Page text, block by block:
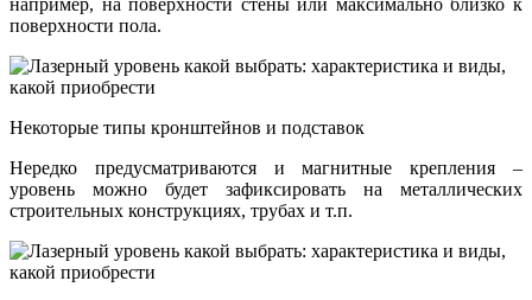
например, на поверхности стены или максимально близко к
поверхности пола.
Некоторые типы кронштейнов и подставок
Нередко предусматриваются и магнитные крепления –
уровень можно будет зафиксировать на металлических
строительных конструкциях, трубах и т.п.